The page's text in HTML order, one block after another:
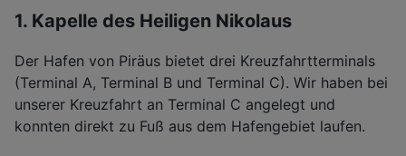
1. Kapelle des Heiligen Nikolaus
Der Hafen von Piräus bietet drei Kreuzfahrtterminals
(Terminal A, Terminal B und Terminal C). Wir haben bei
unserer Kreuzfahrt an Terminal C angelegt und
konnten direkt zu Fuß aus dem Hafengebiet laufen.